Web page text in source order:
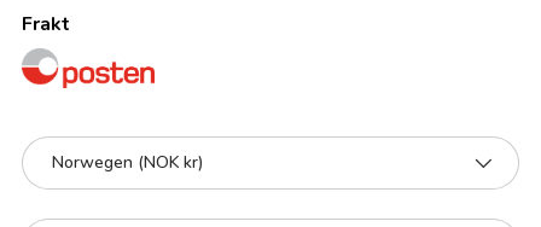
Frakt
Land/Region
Norwegen (NOK kr)